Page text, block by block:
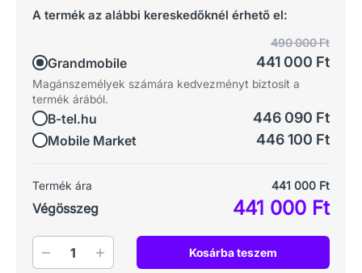
A termék az alábbi kereskedőknél érhető el:
Grandmobile
490 000 Ft
441 000 Ft
Magánszemélyek számára kedvezményt biztosít a
termék árából.
B-tel.hu 446 090 Ft
Mobile Market 446 100 Ft
Termék ára 441 000 Ft
Végösszeg 441 000 Ft
Mennyiség Kosárba teszem